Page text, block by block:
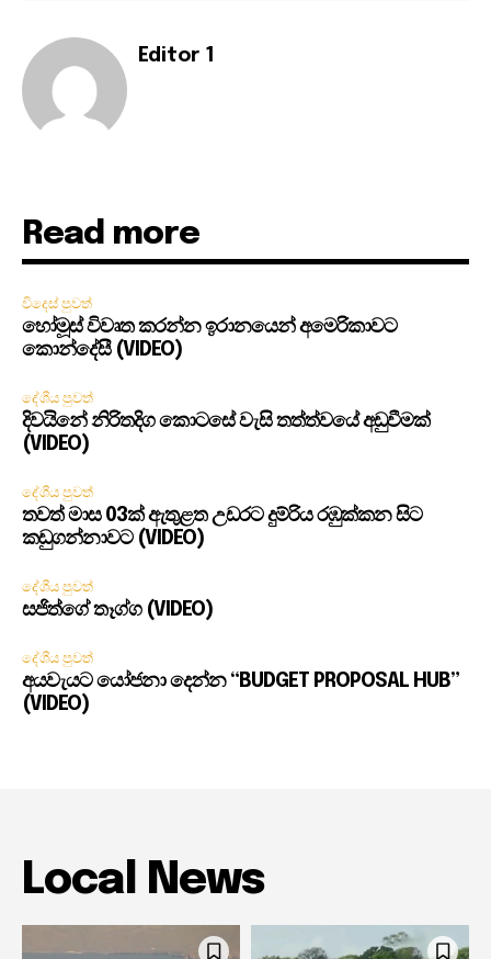
Editor 1
Read more
විදෙස් පුවත්
හෝමූස් විවෘත කරන්න ඉරානයෙන් අමෙරිකාවට
කොන්දේසී (VIDEO)
දේශීය පුවත්
දිවයිනේ නිරිතදිග කොටසේ වැසි තත්ත්වයේ අඩුවීමක්
(VIDEO)
දේශීය පුවත්
තවත් මාස 03ක් ඇතුළත උඩරට දුම්රිය රඹුක්කන සිට
කඩුගන්නාවට (VIDEO)
දේශීය පුවත්
සජිත්ගේ තෑග්ග (VIDEO)
දේශීය පුවත්
අයවැයට යෝජනා දෙන්න “BUDGET PROPOSAL HUB”
(VIDEO)
Local News